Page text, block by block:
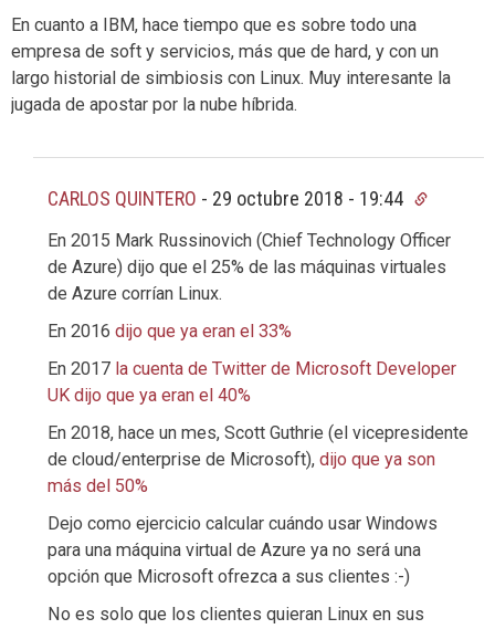
En cuanto a IBM, hace tiempo que es sobre todo una
empresa de soft y servicios, más que de hard, y con un
largo historial de simbiosis con Linux. Muy interesante la
jugada de apostar por la nube híbrida.
CARLOS QUINTERO - 29 octubre 2018 - 19:44
En 2015 Mark Russinovich (Chief Technology Officer
de Azure) dijo que el 25% de las máquinas virtuales
de Azure corrían Linux.
En 2016 dijo que ya eran el 33%
En 2017 la cuenta de Twitter de Microsoft Developer
UK dijo que ya eran el 40%
En 2018, hace un mes, Scott Guthrie (el vicepresidente
de cloud/enterprise de Microsoft), dijo que ya son
más del 50%
Dejo como ejercicio calcular cuándo usar Windows
para una máquina virtual de Azure ya no será una
opción que Microsoft ofrezca a sus clientes :-)
No es solo que los clientes quieran Linux en sus